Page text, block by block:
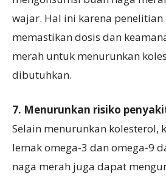
wajar. Hal ini karena
memastikan dosis dan
merah untuk menurunkan
dibutuhkan.
7. Menurunkan risiko
Selain menurunkan kolesterol,
lemak omega-3 dan omega-9
naga merah juga dapat